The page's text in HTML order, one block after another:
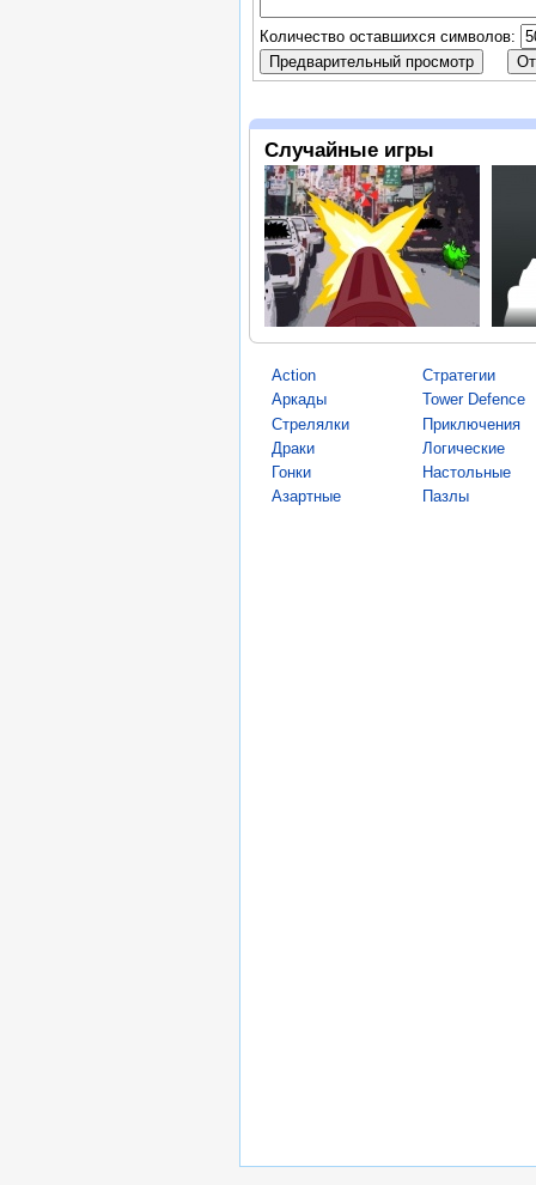
Количество оставшихся символов:
Случайные игры
Action
Аркады
Стрелялки
Драки
Гонки
Азартные
Стратегии
Tower Defence
Приключения
Логические
Настольные
Пазлы